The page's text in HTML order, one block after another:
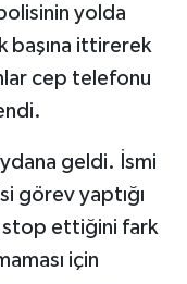
yolda
ittirerek
cep telefonu
geldi. İsmi
görev yaptığı
stop ettiğini fark
için